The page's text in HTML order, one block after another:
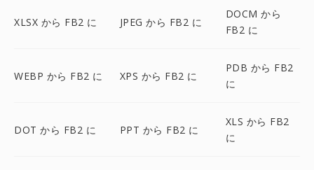
XLSX から FB2 に JPEG から FB2 に
DOCM から
FB2 に
WEBP から FB2 に XPS から FB2 に
PDB から FB2
に
DOT から FB2 に PPT から FB2 に
XLS から FB2
に